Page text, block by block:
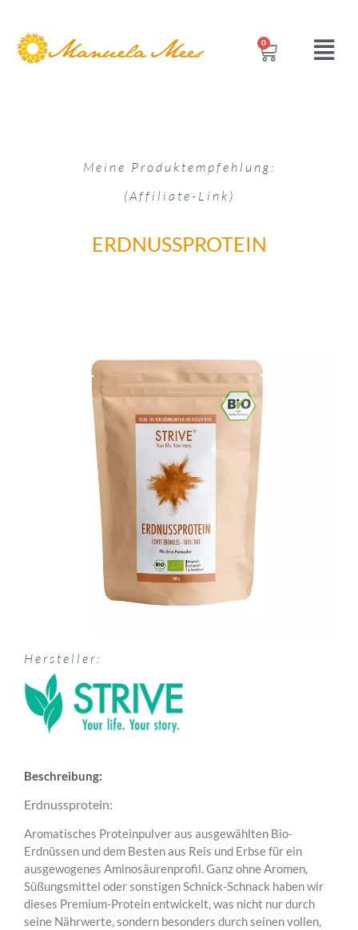
0
Meine Produktempfehlung:
(Affiliate-Link)
ERDNUSSPROTEIN
Hersteller:
Beschreibung:
Erdnussprotein:
Aromatisches Proteinpulver aus ausgewählten Bio-
Erdnüssen und dem Besten aus Reis und Erbse für ein
ausgewogenes Aminosäurenprofil. Ganz ohne Aromen,
Süßungsmittel oder sonstigen Schnick-Schnack haben wir
dieses Premium-Protein entwickelt, was nicht nur durch
seine Nährwerte, sondern besonders durch seinen vollen,